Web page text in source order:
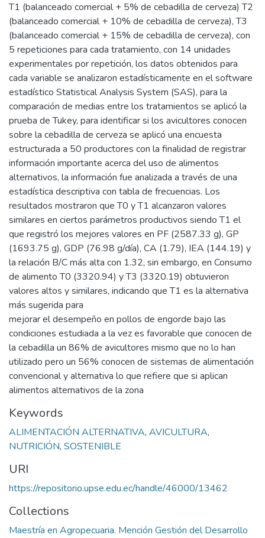
T1 (balanceado comercial + 5% de cebadilla de cerveza) T2
(balanceado comercial + 10% de cebadilla de cerveza), T3
(balanceado comercial + 15% de cebadilla de cerveza), con
5 repeticiones para cada tratamiento, con 14 unidades
experimentales por repetición, los datos obtenidos para
cada variable se analizaron estadísticamente en el software
estadístico Statistical Analysis System (SAS), para la
comparación de medias entre los tratamientos se aplicó la
prueba de Tukey, para identificar si los avicultores conocen
sobre la cebadilla de cerveza se aplicó una encuesta
estructurada a 50 productores con la finalidad de registrar
información importante acerca del uso de alimentos
alternativos, la información fue analizada a través de una
estadística descriptiva con tabla de frecuencias. Los
resultados mostraron que T0 y T1 alcanzaron valores
similares en ciertos parámetros productivos siendo T1 el
que registró los mejores valores en PF (2587.33 g), GP
(1693.75 g), GDP (76.98 g/día), CA (1.79), IEA (144.19) y
la relación B/C más alta con 1.32, sin embargo, en Consumo
de alimento T0 (3320.94) y T3 (3320.19) obtuvieron
valores altos y similares, indicando que T1 es la alternativa
más sugerida para
mejorar el desempeño en pollos de engorde bajo las
condiciones estudiada a la vez es favorable que conocen de
la cebadilla un 86% de avicultores mismo que no lo han
utilizado pero un 56% conocen de sistemas de alimentación
convencional y alternativa lo que refiere que si aplican
alimentos alternativos de la zona
Keywords
ALIMENTACIÓN ALTERNATIVA, AVICULTURA,
NUTRICIÓN, SOSTENIBLE
URI
https://repositorio.upse.edu.ec/handle/46000/13462
Collections
Maestría en Agropecuaria. Mención Gestión del Desarrollo